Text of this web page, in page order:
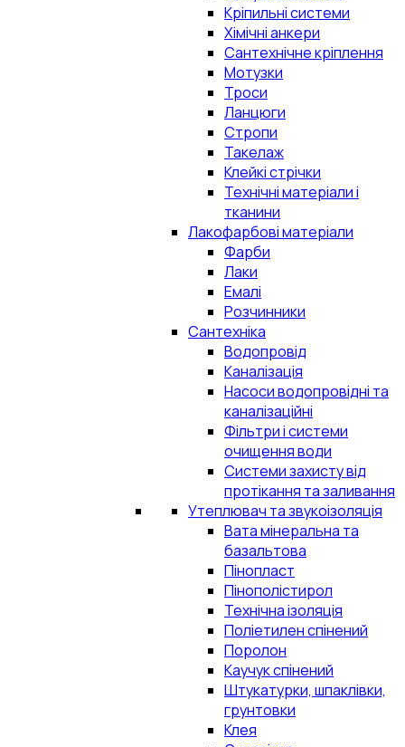
Кріпильні системи
Хімічні анкери
Сантехнічне кріплення
Мотузки
Троси
Ланцюги
Стропи
Такелаж
Клейкі стрічки
Технічні матеріали і
тканини
Лакофарбові матеріали
Фарби
Лаки
Емалі
Розчинники
Сантехніка
Водопровід
Каналізація
Насоси водопровідні та
каналізаційні
Фільтри і системи
очищення води
Системи захисту від
протікання та заливання
Утеплювач та звукоізоляція
Вата мінеральна та
базальтова
Пінопласт
Пінополістирол
Технічна ізоляція
Поліетилен спінений
Поролон
Каучук спінений
Штукатурки, шпаклівки,
грунтовки
Клея